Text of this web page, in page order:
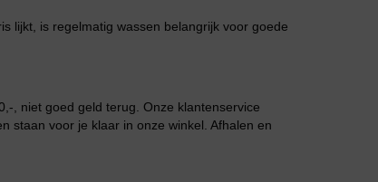
lijkt, is regelmatig wassen belangrijk voor goede
, niet goed geld terug. Onze klantenservice
staan voor je klaar in onze winkel. Afhalen en